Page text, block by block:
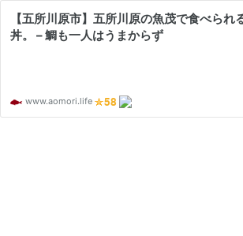
【五所川原市】五所川原の魚茂で食べられ
丼。 – 鯛も一人はうまからず
www.aomori.life